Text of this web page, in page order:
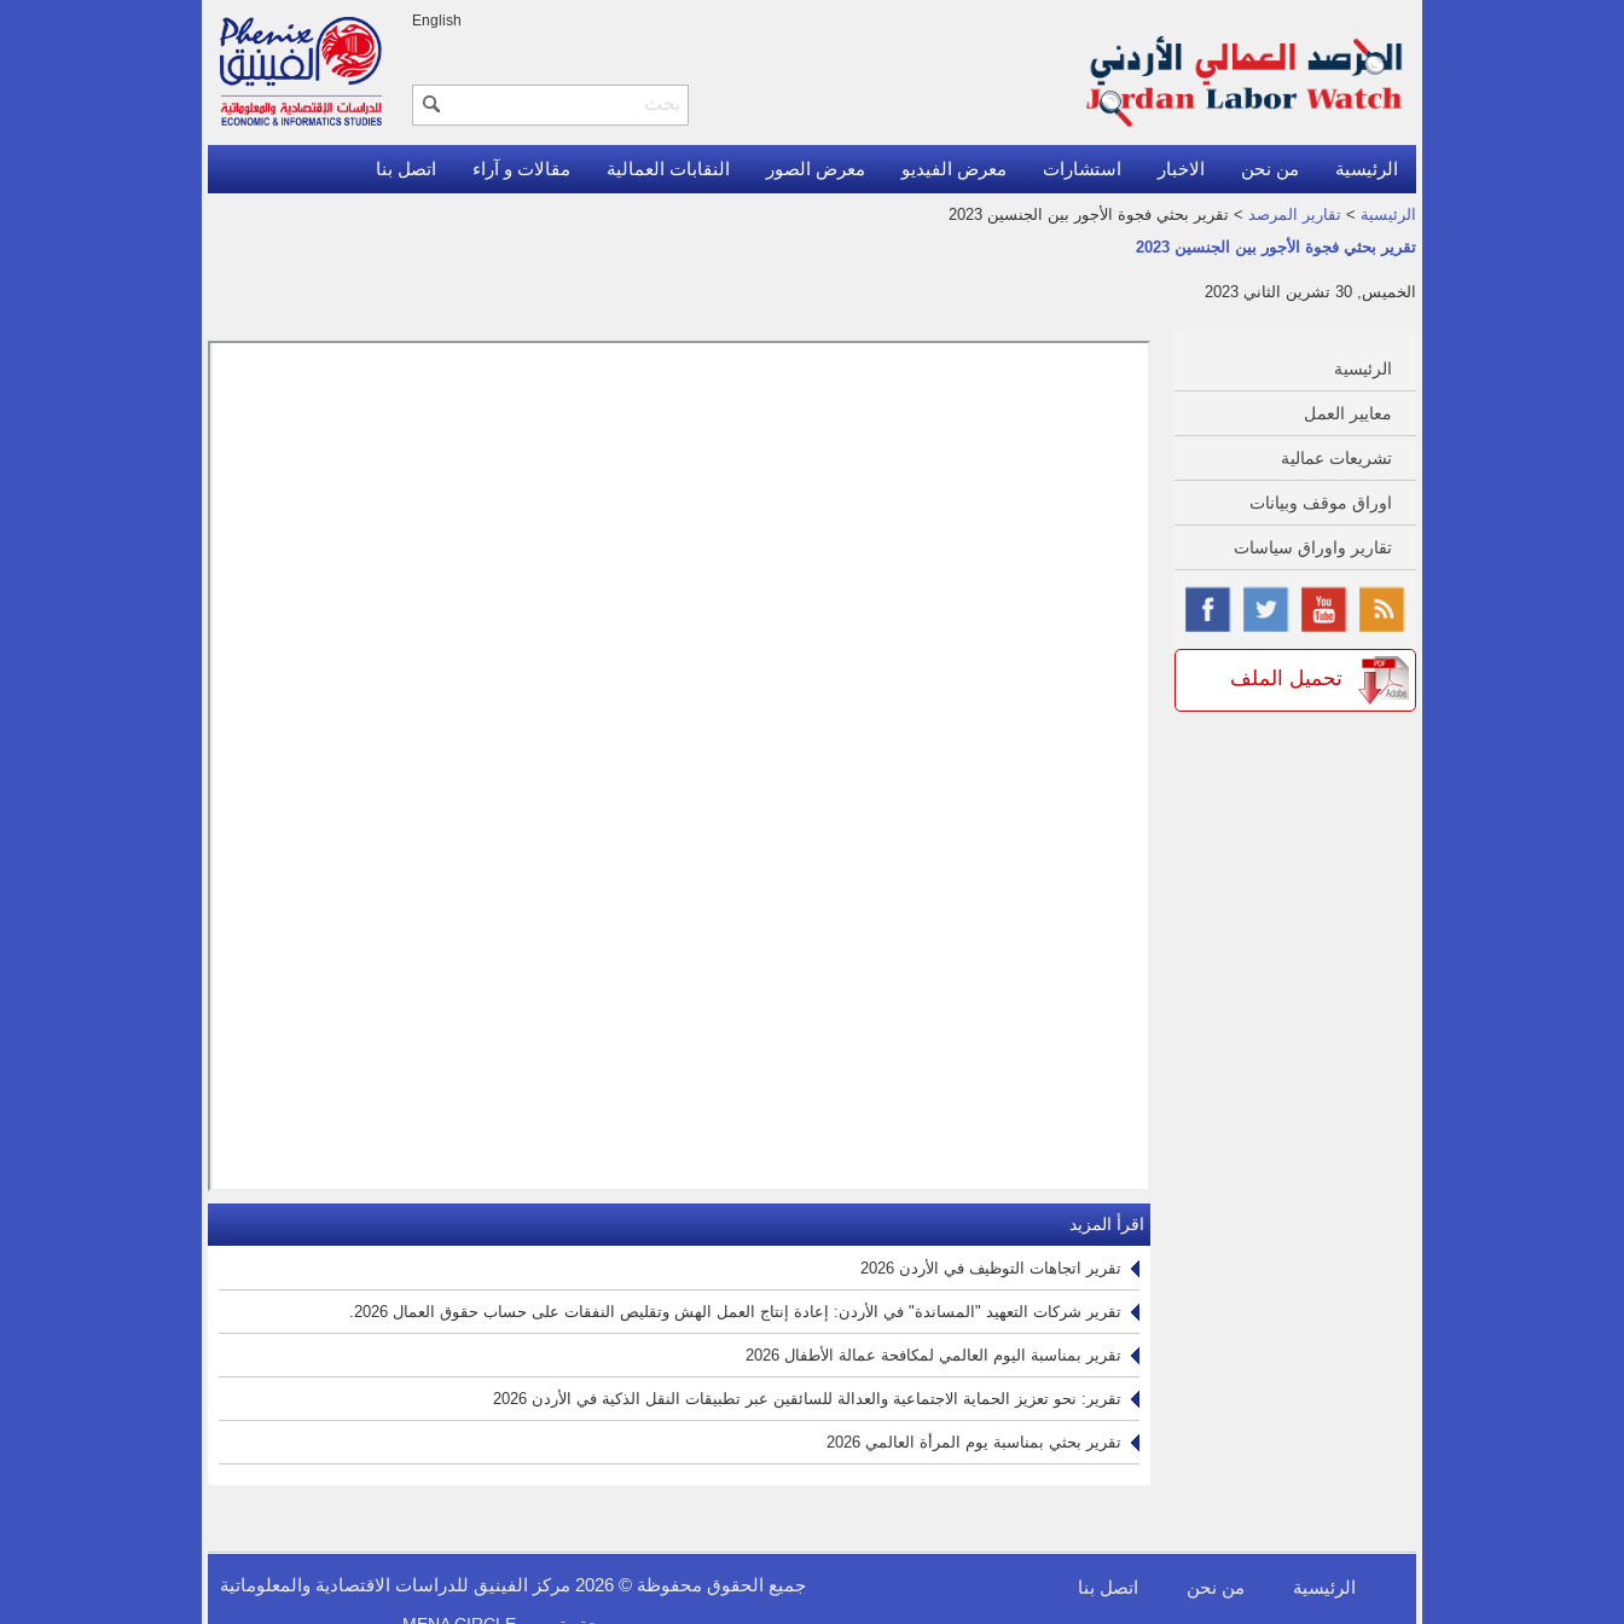
English
الرئيسية من نحن الاخبار استشارات معرض الفيديو معرض الصور النقابات العمالية مقالات و آراء اتصل بنا
الرئيسية > تقارير المرصد > تقرير بحثي فجوة الأجور بين الجنسين 2023
تقرير بحثي فجوة الأجور بين الجنسين 2023
الخميس, 30 تشرين الثاني 2023
الرئيسية
معايير العمل
تشريعات عمالية
اوراق موقف وبيانات
تقارير واوراق سياسات
تحميل الملف
اقرأ المزيد
تقرير اتجاهات التوظيف في الأردن 2026
تقرير شركات التعهيد "المساندة" في الأردن: إعادة إنتاج العمل الهش وتقليص النفقات على حساب حقوق العمال 2026.
تقرير بمناسبة اليوم العالمي لمكافحة عمالة الأطفال 2026
تقرير: نحو تعزيز الحماية الاجتماعية والعدالة للسائقين عبر تطبيقات النقل الذكية في الأردن 2026
تقرير بحثي بمناسبة يوم المرأة العالمي 2026
الرئيسية من نحن اتصل بنا جميع الحقوق محفوظة © 2026 مركز الفينيق للدراسات الاقتصادية والمعلوماتية